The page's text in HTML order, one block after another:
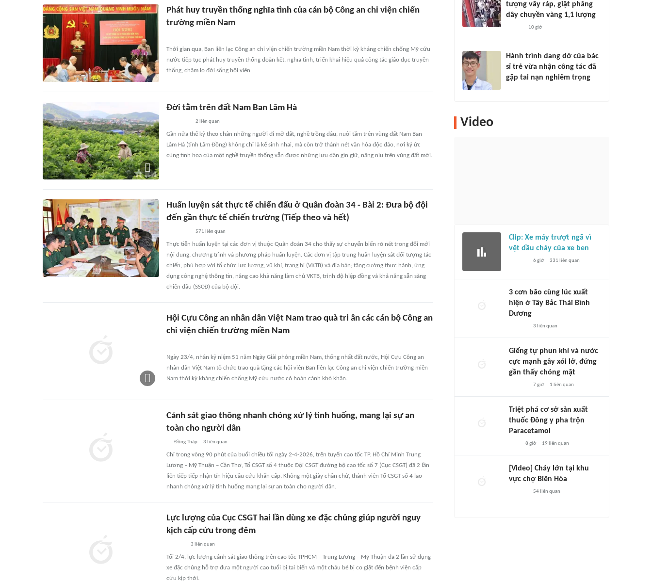
Phát huy truyền thống nghĩa tình của cán bộ Công an chi viện chiến
trường miền Nam
Thời gian qua, Ban liên lạc Công an chi viện chiến trường miền Nam thời kỳ kháng chiến chống Mỹ cứu
nước tiếp tục phát huy truyền thống đoàn kết, nghĩa tình, triển khai hiệu quả công tác giáo dục truyền
thống, chăm lo đời sống hội viên.
Đời tằm trên đất Nam Ban Lâm Hà
2 liên quan
Gần nửa thế kỷ theo chân những người đi mở đất, nghề trồng dâu, nuôi tằm trên vùng đất Nam Ban
Lâm Hà (tỉnh Lâm Đồng) không chỉ là kế sinh nhai, mà còn trở thành nét văn hóa độc đáo, nơi ký ức
cùng tinh hoa của một nghề truyền thống vẫn được những lưu dân gìn giữ, nâng niu trên vùng đất mới.
Huấn luyện sát thực tế chiến đấu ở Quân đoàn 34 - Bài 2: Đưa bộ đội
đến gần thực tế chiến trường (Tiếp theo và hết)
571 liên quan
Thực tiễn huấn luyện tại các đơn vị thuộc Quân đoàn 34 cho thấy sự chuyển biến rõ nét trong đổi mới
nội dung, chương trình và phương pháp huấn luyện. Các đơn vị tập trung huấn luyện sát đối tượng tác
chiến, phù hợp với tổ chức lực lượng, vũ khí, trang bị (VKTB) và địa bàn; tăng cường thực hành, ứng
dụng công nghệ thông tin, nâng cao khả năng làm chủ VKTB, trình độ hiệp đồng và khả năng sẵn sàng
chiến đấu (SSCĐ) của bộ đội.
Hội Cựu Công an nhân dân Việt Nam trao quà tri ân các cán bộ Công an
chi viện chiến trường miền Nam
Ngày 23/4, nhân kỷ niệm 51 năm Ngày Giải phóng miền Nam, thống nhất đất nước, Hội Cựu Công an
nhân dân Việt Nam tổ chức trao quà tặng các hội viên Ban liên lạc Công an chi viện chiến trường miền
Nam thời kỳ kháng chiến chống Mỹ cứu nước có hoàn cảnh khó khăn.
Cảnh sát giao thông nhanh chóng xử lý tình huống, mang lại sự an
toàn cho người dân
Đồng Tháp 3 liên quan
Chỉ trong vòng 90 phút của buổi chiều tối ngày 2-4-2026, trên tuyến cao tốc TP. Hồ Chí Minh Trung
Lương – Mỹ Thuận – Cần Thơ, Tổ CSGT số 4 thuộc Đội CSGT đường bộ cao tốc số 7 (Cục CSGT) đã 2 lần
liên tiếp tiếp nhận tín hiệu cầu cứu khẩn cấp. Không một giây chần chừ, thành viên Tổ CSGT số 4 lao
nhanh chóng xử lý tình huống mang lại sự an toàn cho người dân.
Lực lượng của Cục CSGT hai lần dùng xe đặc chủng giúp người nguy
kịch cấp cứu trong đêm
3 liên quan
Tối 2/4, lực lượng cảnh sát giao thông trên cao tốc TPHCM – Trung Lương – Mỹ Thuận đã 2 lần sử dụng
xe đặc chủng hỗ trợ đưa một người cao tuổi bị tai biến và một cháu bé bị co giật đến bệnh viện cấp
cứu kịp thời.
tượng vây ráp, giật phăng
dây chuyền vàng 1,1 lượng
10 giờ
Hành trình dang dở của bác
sĩ trẻ vừa nhận công tác đã
gặp tai nạn nghiêm trọng
Video
Clip: Xe máy trượt ngã vì
vệt dầu chảy của xe ben
6 giờ 331 liên quan
3 cơn bão cùng lúc xuất
hiện ở Tây Bắc Thái Bình
Dương
3 liên quan
Giếng tự phun khí và nước
cực mạnh gây xói lở, đứng
gần thấy chóng mặt
7 giờ 1 liên quan
Triệt phá cơ sở sản xuất
thuốc Đông y pha trộn
Paracetamol
8 giờ 19 liên quan
[Video] Cháy lớn tại khu
vực chợ Biên Hòa
54liên quan